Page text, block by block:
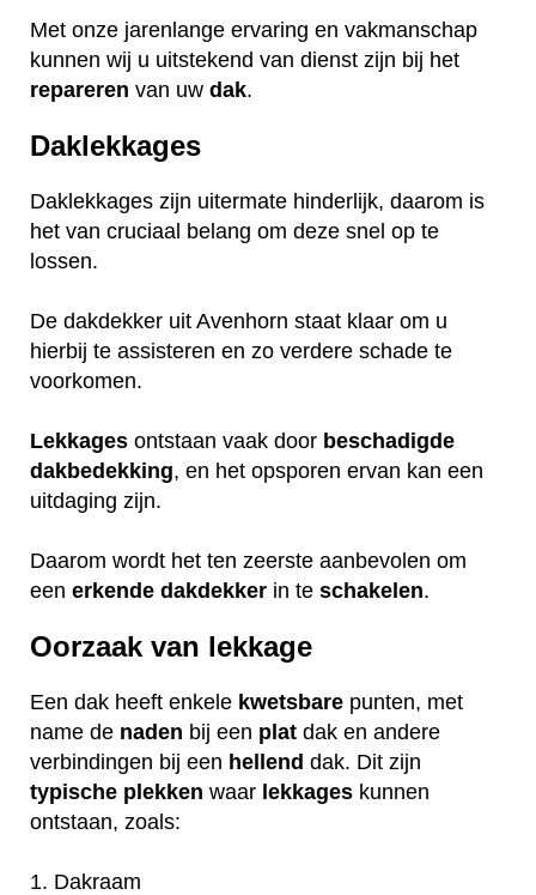
Met onze jarenlange ervaring en vakmanschap
kunnen wij u uitstekend van dienst zijn bij het
repareren van uw dak.
Daklekkages
Daklekkages zijn uitermate hinderlijk, daarom is
het van cruciaal belang om deze snel op te
lossen.
De dakdekker uit Avenhorn staat klaar om u
hierbij te assisteren en zo verdere schade te
voorkomen.
Lekkages ontstaan vaak door beschadigde
dakbedekking, en het opsporen ervan kan een
uitdaging zijn.
Daarom wordt het ten zeerste aanbevolen om
een erkende dakdekker in te schakelen.
Oorzaak van lekkage
Een dak heeft enkele kwetsbare punten, met
name de naden bij een plat dak en andere
verbindingen bij een hellend dak. Dit zijn
typische plekken waar lekkages kunnen
ontstaan, zoals:
1. Dakraam